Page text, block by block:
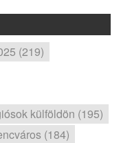
(219)
külföldön (195)
(184)